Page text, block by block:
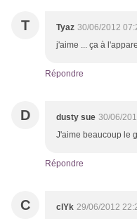
T Tyaz 30/06/2012
j'aime ... ça à
Répondre
D dusty sue 30/06/
J'aime beaucoup le
Répondre
C clYk 29/06/2012